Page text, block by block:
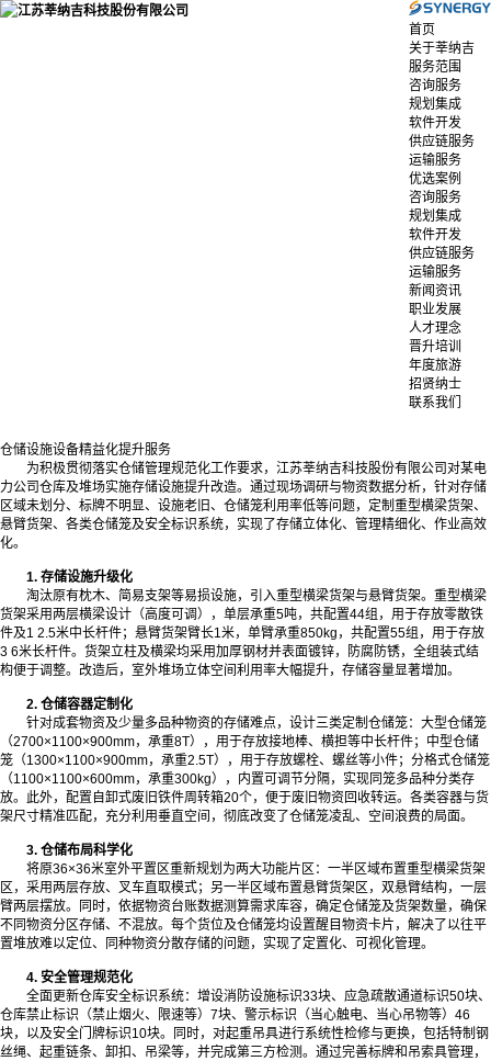
首页
关于莘纳吉
服务范围
咨询服务
规划集成
软件开发
供应链服务
运输服务
优选案例
咨询服务
规划集成
软件开发
供应链服务
运输服务
新闻资讯
职业发展
人才理念
晋升培训
年度旅游
招贤纳士
联系我们
仓储设施设备精益化提升服务
为积极贯彻落实仓储管理规范化工作要求，江苏莘纳吉科技股份有限公司对某电
力公司仓库及堆场实施存储设施提升改造。通过现场调研与物资数据分析，针对存储
区域未划分、标牌不明显、设施老旧、仓储笼利用率低等问题，定制重型横梁货架、
悬臂货架、各类仓储笼及安全标识系统，实现了存储立体化、管理精细化、作业高效
化。
1. 存储设施升级化
淘汰原有枕木、简易支架等易损设施，引入重型横梁货架与悬臂货架。重型横梁
货架采用两层横梁设计（高度可调），单层承重5吨，共配置44组，用于存放零散铁
件及1 2.5米中长杆件；悬臂货架臂长1米，单臂承重850kg，共配置55组，用于存放
3 6米长杆件。货架立柱及横梁均采用加厚钢材并表面镀锌，防腐防锈，全组装式结
构便于调整。改造后，室外堆场立体空间利用率大幅提升，存储容量显著增加。
2. 仓储容器定制化
针对成套物资及少量多品种物资的存储难点，设计三类定制仓储笼：大型仓储笼
（2700×1100×900mm，承重8T），用于存放接地棒、横担等中长杆件；中型仓储
笼（1300×1100×900mm，承重2.5T），用于存放螺栓、螺丝等小件；分格式仓储笼
（1100×1100×600mm，承重300kg），内置可调节分隔，实现同笼多品种分类存
放。此外，配置自卸式废旧铁件周转箱20个，便于废旧物资回收转运。各类容器与货
架尺寸精准匹配，充分利用垂直空间，彻底改变了仓储笼凌乱、空间浪费的局面。
3. 仓储布局科学化
将原36×36米室外平置区重新规划为两大功能片区：一半区域布置重型横梁货架
区，采用两层存放、叉车直取模式；另一半区域布置悬臂货架区，双悬臂结构，一层
臂两层摆放。同时，依据物资台账数据测算需求库容，确定仓储笼及货架数量，确保
不同物资分区存储、不混放。每个货位及仓储笼均设置醒目物资卡片，解决了以往平
置堆放难以定位、同种物资分散存储的问题，实现了定置化、可视化管理。
4. 安全管理规范化
全面更新仓库安全标识系统：增设消防设施标识33块、应急疏散通道标识50块、
仓库禁止标识（禁止烟火、限速等）7块、警示标识（当心触电、当心吊物等）46
块，以及安全门牌标识10块。同时，对起重吊具进行系统性检修与更换，包括特制钢
丝绳、起重链条、卸扣、吊梁等，并完成第三方检测。通过完善标牌和吊索具管理，